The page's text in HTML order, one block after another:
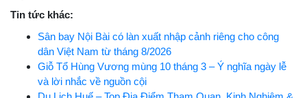
Tin tức khác:
Sân bay Nội Bài có làn xuất nhập cảnh riêng cho công
dân Việt Nam từ tháng 8/2026
Giỗ Tổ Hùng Vương mùng 10 tháng 3 – Ý nghĩa ngày lễ
và lời nhắc về nguồn cội